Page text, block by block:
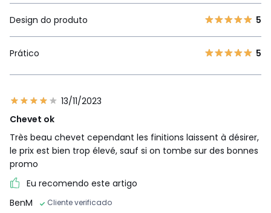
Design do produto 5
Prático 5
13/11/2023
Chevet ok
Très beau chevet cependant les finitions laissent à désirer,
le prix est bien trop élevé, sauf si on tombe sur des bonnes
promo
Eu recomendo este artigo
BenM
Cliente verificado